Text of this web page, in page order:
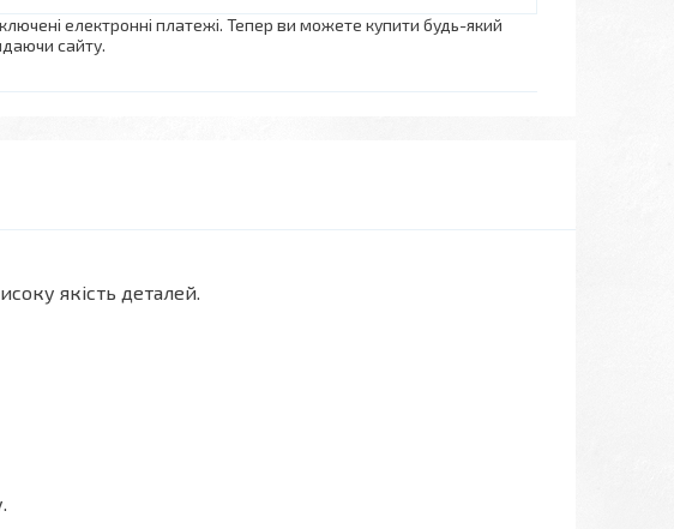
електронні платежі. Тепер ви можете купити будь-який
сайту.
якість деталей.